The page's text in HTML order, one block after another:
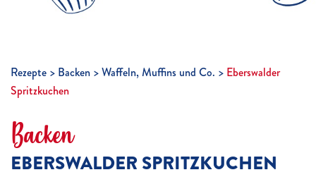
Rezepte Backen Waffeln, Muffins und Co.
Eberswalder
Spritzkuchen
Backen
EBERSWALDER SPRITZKUCHEN